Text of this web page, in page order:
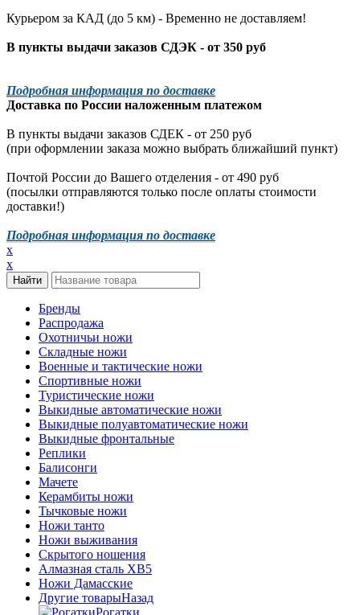
Курьером за КАД (до 5 км) - Временно не доставляем!
В пункты выдачи заказов СДЭК - от 350 руб
Подробная информация по доставке
Доставка по России наложенным платежом
В пункты выдачи заказов СДЕК - от 250 руб
(при оформлении заказа можно выбрать ближайший пункт)
Почтой России до Вашего отделения - от 490 руб
(посылки отправляются только после оплаты стоимости
доставки!)
Подробная информация по доставке
x
x
Бренды
Распродажа
Охотничьи ножи
Складные ножи
Военные и тактические ножи
Спортивные ножи
Туристические ножи
Выкидные автоматические ножи
Выкидные полуавтоматические ножи
Выкидные фронтальные
Реплики
Балисонги
Мачете
Керамбиты ножи
Тычковые ножи
Ножи танто
Ножи выживания
Скрытого ношения
Алмазная сталь ХВ5
Ножи Дамасские
Другие товарыНазад
Рогатки